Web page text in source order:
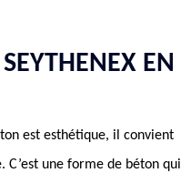
EN
est esthétique, il convient
une forme de béton qui